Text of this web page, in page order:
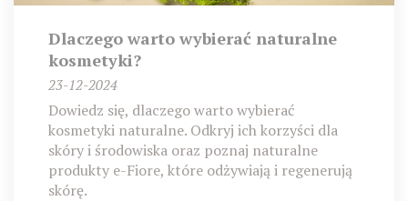
Dlaczego warto wybierać naturalne
kosmetyki?
23-12-2024
Dowiedz się, dlaczego warto wybierać
kosmetyki naturalne. Odkryj ich korzyści dla
skóry i środowiska oraz poznaj naturalne
produkty e-Fiore, które odżywiają i regenerują
skórę.